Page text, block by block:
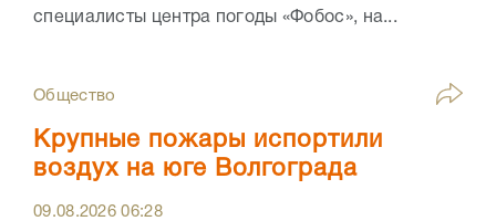
специалисты центра погоды «Фобос», на...
Общество
Крупные пожары испортили
воздух на юге Волгограда
09.08.202606:28